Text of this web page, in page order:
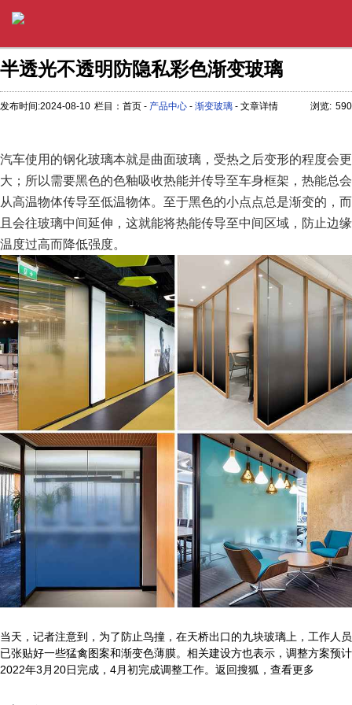
半透光不透明防隐私彩色渐变玻璃
发布时间:2024-08-10 栏目：首页 - 产品中心 - 渐变玻璃 - 文章详情 浏览: 590
汽车使用的钢化玻璃本就是曲面玻璃，受热之后变形的程度会更
大；所以需要黑色的色釉吸收热能并传导至车身框架，热能总会
从高温物体传导至低温物体。至于黑色的小点点总是渐变的，而
且会往玻璃中间延伸，这就能将热能传导至中间区域，防止边缘
温度过高而降低强度。
当天，记者注意到，为了防止鸟撞，在天桥出口的九块玻璃上，工作人员
已张贴好一些猛禽图案和渐变色薄膜。相关建设方也表示，调整方案预计
2022年3月20日完成，4月初完成调整工作。返回搜狐，查看更多